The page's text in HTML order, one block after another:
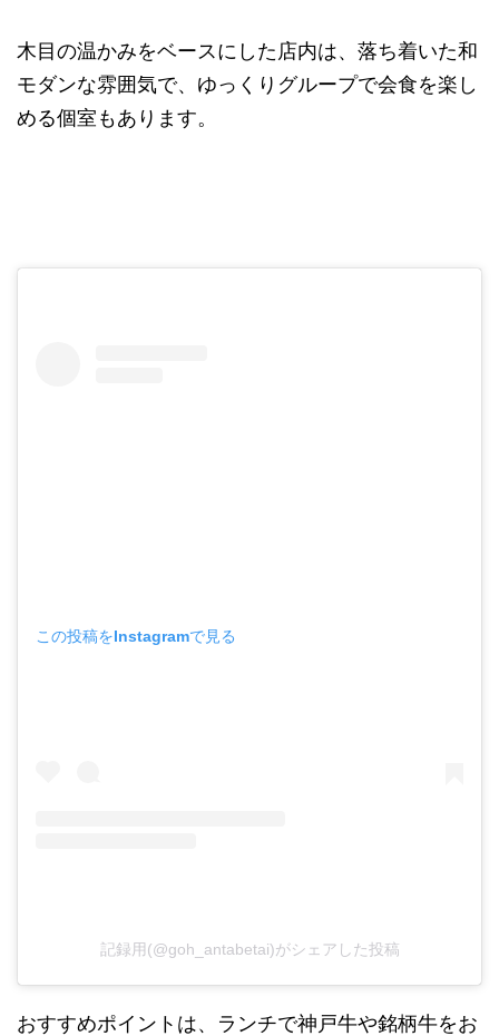
木目の温かみをベースにした店内は、落ち着いた和
モダンな雰囲気で、ゆっくりグループで会食を楽し
める個室もあります。
この投稿をInstagramで見る
記録用(@goh_antabetai)がシェアした投稿
おすすめポイントは、ランチで神戸牛や銘柄牛をお